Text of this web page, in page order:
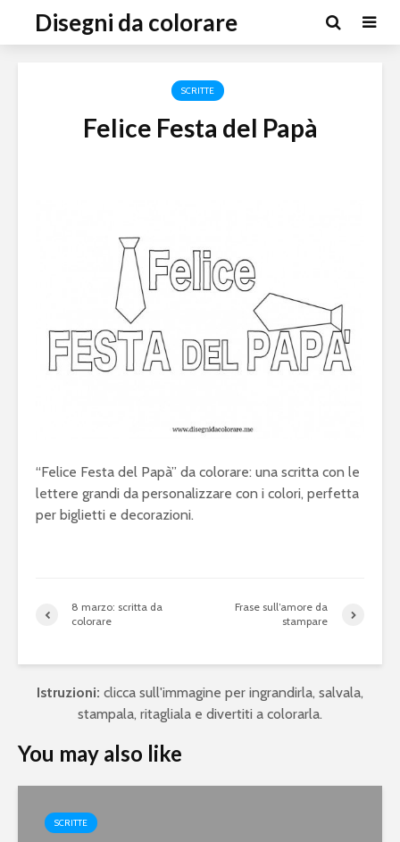
Disegni da colorare
SCRITTE
Felice Festa del Papà
“Felice Festa del Papà” da colorare: una scritta con le
lettere grandi da personalizzare con i colori, perfetta
per biglietti e decorazioni.
8 marzo: scritta da
colorare
Frase sull’amore da
stampare
Istruzioni: clicca sull'immagine per ingrandirla, salvala,
stampala, ritagliala e divertiti a colorarla.
You may also like
SCRITTE